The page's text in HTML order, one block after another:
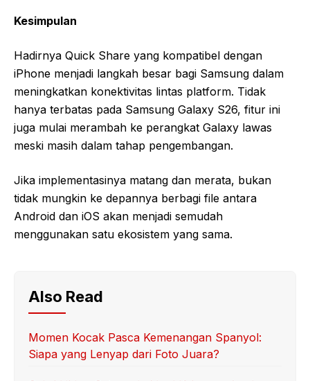
Kesimpulan
Hadirnya Quick Share yang kompatibel dengan
iPhone menjadi langkah besar bagi Samsung dalam
meningkatkan konektivitas lintas platform. Tidak
hanya terbatas pada Samsung Galaxy S26, fitur ini
juga mulai merambah ke perangkat Galaxy lawas
meski masih dalam tahap pengembangan.
Jika implementasinya matang dan merata, bukan
tidak mungkin ke depannya berbagi file antara
Android dan iOS akan menjadi semudah
menggunakan satu ekosistem yang sama.
Also Read
Momen Kocak Pasca Kemenangan Spanyol:
Siapa yang Lenyap dari Foto Juara?